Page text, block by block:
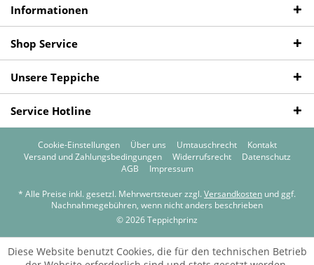
Informationen
Shop Service
Unsere Teppiche
Service Hotline
Cookie-Einstellungen Über uns Umtauschrecht
Kontakt
Versand und Zahlungsbedingungen
Widerrufsrecht
Datenschutz
AGB
Impressum
* Alle Preise inkl. gesetzl. Mehrwertsteuer zzgl. Versandkosten und ggf.
Nachnahmegebühren, wenn nicht anders beschrieben
© 2026 Teppichprinz
Diese Website benutzt Cookies, die für den technischen Betrieb